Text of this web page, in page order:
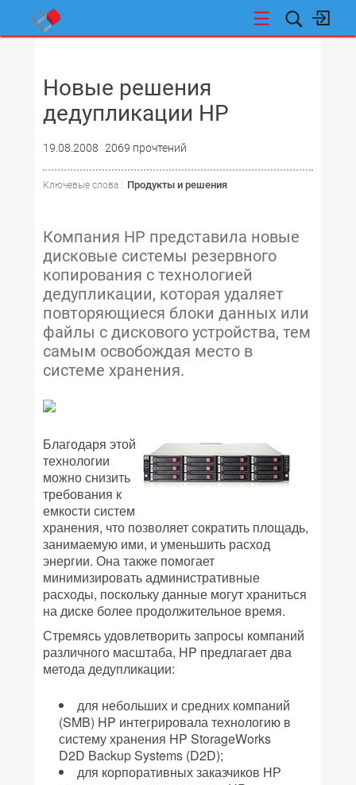
Новые решения
дедупликации НР
19.08.2008 2069 прочтений
Ключевые слова : Продукты и решения
Компания HP представила новые
дисковые системы резервного
копирования с технологией
дедупликации, которая удаляет
повторяющиеся блоки данных или
файлы с дискового устройства, тем
самым освобождая место в
системе хранения.
Благодаря этой
технологии
можно снизить
требования к
емкости систем
хранения, что позволяет сократить площадь,
занимаемую ими, и уменьшить расход
энергии. Она также помогает
минимизировать административные
расходы, поскольку данные могут храниться
на диске более продолжительное время.
Стремясь удовлетворить запросы компаний
различного масштаба, HP предлагает два
метода дедупликации:
для небольших и средних компаний
(SMB) HP интегрировала технологию в
систему хранения HP StorageWorks
D2D Backup Systems (D2D);
для корпоративных заказчиков НР